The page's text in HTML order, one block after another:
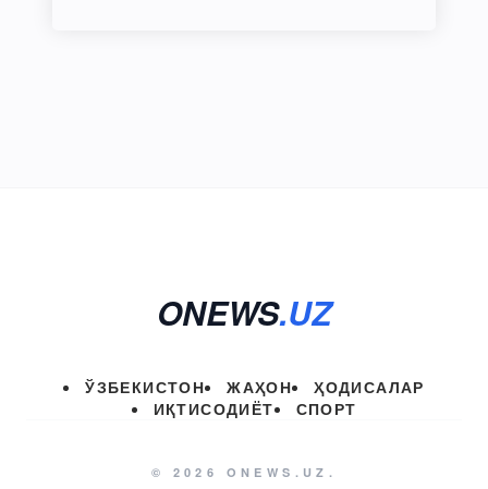
ONEWS.UZ
ЎЗБЕКИСТОН ЖАҲОН
ҲОДИСАЛАР
ИҚТИСОДИЁТ
СПОРТ
© 2026 ONEWS.UZ.